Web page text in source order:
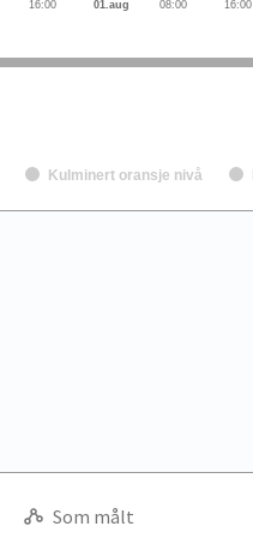
Kulminert oransje nivå
16:00 01.aug 08:00 16:00
Som målt